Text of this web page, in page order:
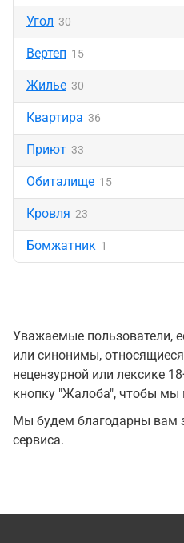
Угол 30
Вертеп 15
Жилье 30
Квартира 36
Приют 33
Обиталище 15
Кровля 23
Бомжатник 1
Уважаемые пользователи,
или синонимы,
нецензурной или лексике
кнопку "Жалоба", чтобы мы
Мы будем благодарны вам
сервиса.